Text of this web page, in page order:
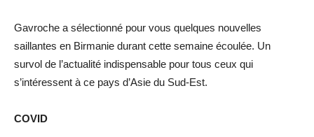
Gavroche a sélectionné pour vous quelques nouvelles
saillantes en Birmanie durant cette semaine écoulée. Un
survol de l’actualité indispensable pour tous ceux qui
s’intéressent à ce pays d’Asie du Sud-Est.
COVID